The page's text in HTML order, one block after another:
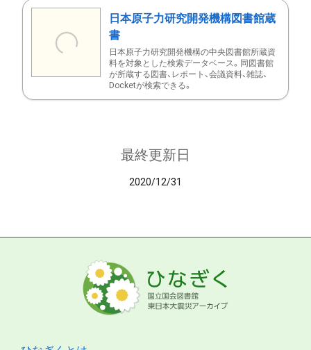
日本原子力研究開発機構図書館蔵
書
日本原子力研究開発機構の中央図書館所蔵資
料を対象とした検索データベース。同図書館
が所蔵する図書、レポート、会議資料、雑誌、
Docketが検索できる。
最終更新日
2020/12/31